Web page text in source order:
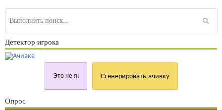
Детектор игрока
Это не я! Сгенерировать ачивку
Опрос